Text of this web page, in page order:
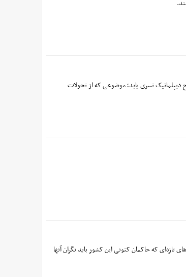
دیپلماتیک تسری یابد؛ موضوعی که از تحولات
که حاکمان کنونی این کشور باید نگران آنها